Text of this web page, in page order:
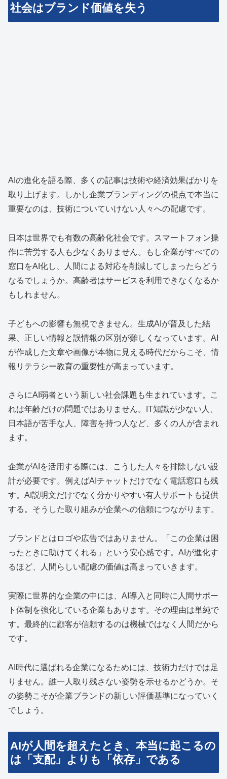
社会はブランド価値を失う
AIの進化を語る際、多くの記事は技術や経済効果ばかりを
取り上げます。しかし企業ブランディングの視点で本当に
重要なのは、技術についていけない人々への配慮です。
日本は世界でも有数の高齢化社会です。スマートフォン操
作に苦労する人も少なくありません。もし企業がすべての
窓口をAI化し、人間による対応を削減してしまったらどう
なるでしょうか。高齢者はサービスを利用できなくなるか
もしれません。
子どもへの影響も無視できません。生成AIが普及した結
果、正しい情報と誤情報の区別が難しくなっています。AI
が作成した文章や画像が本物に見える時代だからこそ、情
報リテラシー教育の重要性が高まっています。
さらにAI弱者という新しい社会課題も生まれています。こ
れは年齢だけの問題ではありません。IT知識が少ない人、
日本語が苦手な人、障害を持つ人など、多くの人が含まれ
ます。
企業がAIを活用する際には、こうした人々を排除しない設
計が必要です。例えばAIチャットだけでなく電話窓口も残
す。AI説明文だけでなく分かりやすい有人サポートも提供
する。そうした取り組みが企業への信頼につながります。
ブランドとはロゴや広告ではありません。「この企業は困
ったときに助けてくれる」という安心感です。AIが進化す
るほど、人間らしい配慮の価値は高まっていきます。
実際に世界的な企業の中には、AI導入と同時に人間サポー
ト体制を強化している企業もあります。その理由は単純で
す。最終的に顧客が信頼するのは機械ではなく人間だから
です。
AI時代に選ばれる企業になるためには、技術力だけでは足
りません。誰一人取り残さない姿勢を示せるかどうか。そ
の姿勢こそが企業ブランドの新しい評価基準になっていく
でしょう。
AIが人間を超えたとき、本当に起こるの
は「支配」よりも「依存」である